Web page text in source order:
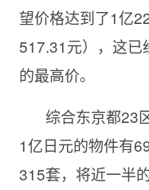
望价格达到了1亿
517.31元），这已
的最高价。
综合东京都23
1亿日元的物件有
315套，将近一半